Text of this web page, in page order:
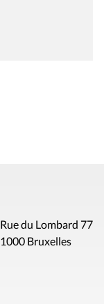
Rue du Lombard 77
1000 Bruxelles